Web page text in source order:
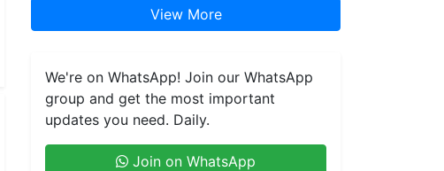
View More
We're on WhatsApp! Join our WhatsApp
group and get the most important
updates you need. Daily.
Join on WhatsApp